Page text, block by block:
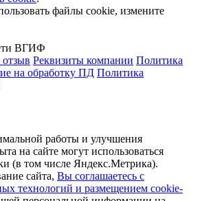
файлы cookie, измените
ВГИФ
Реквизиты компании Политика
на обработку ПД Политика
работы и улучшения
на сайте могут использоваться
(в том числе Яндекс.Метрика).
сайта, Вы соглашаетесь с
технологий и размещением cookie-